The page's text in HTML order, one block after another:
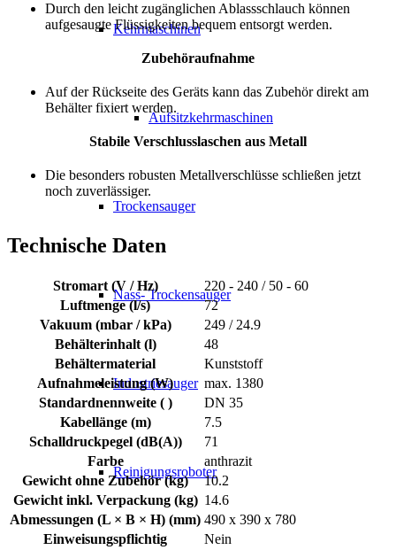
Kehrmaschinen
Aufsitzkehrmaschinen
Trockensauger
Nass- Trockensauger
Industriesauger
Reinigungsroboter
Durch den leicht zugänglichen Ablassschlauch können
aufgesaugte Flüssigkeiten bequem entsorgt werden.
Zubehöraufnahme
Auf der Rückseite des Geräts kann das Zubehör direkt am
Behälter fixiert werden.
Stabile Verschlusslaschen aus Metall
Die besonders robusten Metallverschlüsse schließen jetzt
noch zuverlässiger.
Technische Daten
Stromart (V / Hz)
220 - 240 / 50 - 60
Luftmenge (l/s)
72
Vakuum (mbar / kPa)
249 / 24.9
Behälterinhalt (l)
48
Behältermaterial
Kunststoff
Aufnahmeleistung (W)
max. 1380
Standardnennweite ( )
DN 35
Kabellänge (m)
7.5
Schalldruckpegel (dB(A))
71
Farbe
anthrazit
Gewicht ohne Zubehör (kg)
10.2
Gewicht inkl. Verpackung (kg) 14.6
Abmessungen (L × B × H) (mm) 490 x 390 x 780
Einweisungspflichtig
Nein